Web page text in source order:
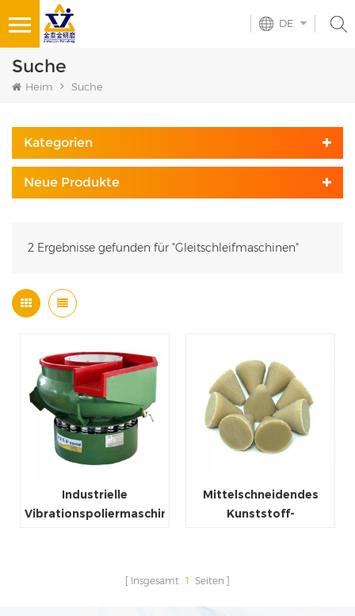
DE
Suche
Heim Suche
Kategorien
Neue Produkte
2 Ergebnisse gefunden für "Gleitschleifmaschinen"
Industrielle
Vibrationspoliermaschine
Mittelschneidendes
Kunststoff-
Insgesamt 1 Seiten